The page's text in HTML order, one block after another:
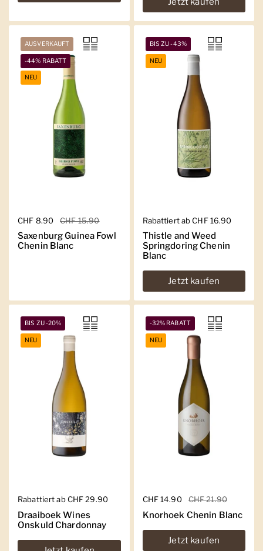
Regulärer Preis
CHF 8.90 Sale-Preis
CHF 15.90
Saxenburg Guinea Fowl
Chenin Blanc
AUSVERKAUFT
-44% RABATT
NEU
Regulärer Preis
Rabattiert ab CHF 16.90
Thistle and Weed
Springdoring Chenin
Blanc
Jetzt kaufen
BIS ZU -43%
NEU
Regulärer Preis
Rabattiert ab CHF 29.90
Draaiboek Wines
Onskuld Chardonnay
BIS ZU -20%
NEU
Regulärer Preis
CHF 14.90 Sale-Preis
CHF 21.90
Knorhoek Chenin Blanc
Jetzt kaufen
-32% RABATT
NEU